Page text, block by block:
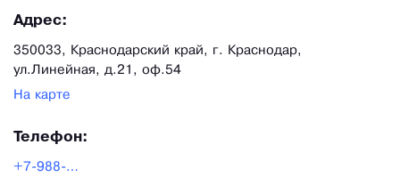
Адрес:
350033, Краснодарский край, г. Краснодар,
ул.Линейная, д.21, оф.54
На карте
Телефон:
+7-988-521-41-16